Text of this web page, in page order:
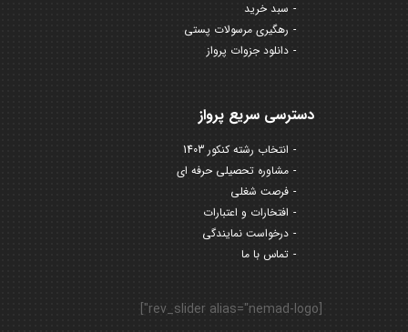
سبد خرید
رهگیری مرسولات پستی
دانلود جزوات پرواز
دسترسی سریع پرواز
انتخاب رشته کنکور 1403
مشاوره تحصیلی حرفه ای
فرصت شغلی
افتخارات و اعتبارات
درخواست نمایندگی
تماس با ما
[rev_slider alias="nemad-logo"]